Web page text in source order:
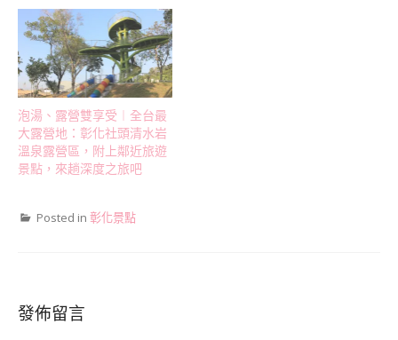
泡湯、露營雙享受︱全台最
大露營地：彰化社頭清水岩
溫泉露營區，附上鄰近旅遊
景點，來趟深度之旅吧
Posted in 彰化景點
發佈留言